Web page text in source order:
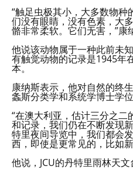
“触足虫极其小，大多数物种
们没有眼睛，没有色素，大
骼非常柔软。它们无害，”康
他说该动物属于一种此前未
有触觉动物的记录是1945年
本。
康纳斯表示，他对自然的终
螽斯分类学和系统学博士学位
“在澳大利亚，估计三分之二
和记录，我们仍在不断发现
特里夜间导览中，我们都会
西，即使是更常见的，比如
他说，JCU的丹特里雨林天文